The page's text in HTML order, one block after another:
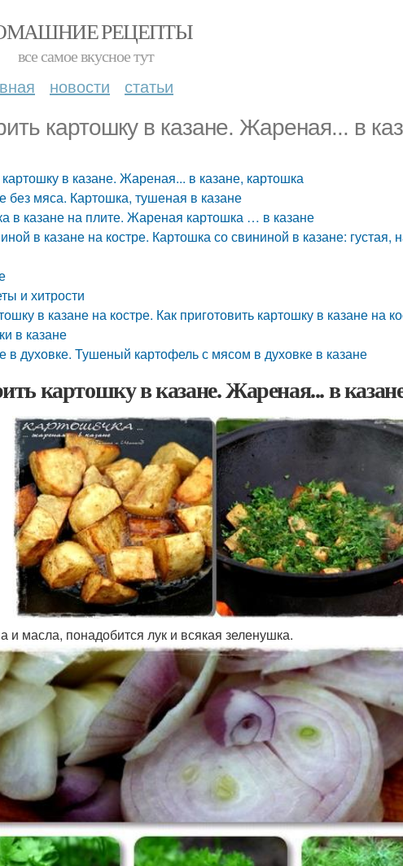
РЕЦЕПТЫ
все самое вкусное тут
новости статьи
картошку в казане. Жареная... в
в казане. Жареная... в казане, картошка
без мяса. Картошка, тушеная в казане
в казане на плите. Жареная картошка … в казане
в казане на костре. Картошка со свининой в казане: густая,
и хитрости
в казане на костре. Как приготовить картошку в казане на
в казане
в духовке. Тушеный картофель с мясом в духовке в казане
картошку в казане. Жареная... в
и масла, понадобится лук и всякая зеленушка.